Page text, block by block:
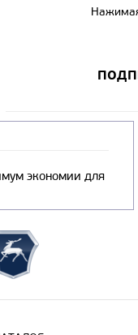
экономии для